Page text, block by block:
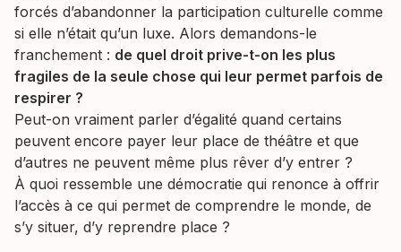
forcés d’abandonner la participation culturelle comme
si elle n’était qu’un luxe. Alors demandons-le
franchement : de quel droit prive-t-on les plus
fragiles de la seule chose qui leur permet parfois de
respirer ?
Peut-on vraiment parler d’égalité quand certains
peuvent encore payer leur place de théâtre et que
d’autres ne peuvent même plus rêver d’y entrer ?
À quoi ressemble une démocratie qui renonce à offrir
l’accès à ce qui permet de comprendre le monde, de
s’y situer, d’y reprendre place ?